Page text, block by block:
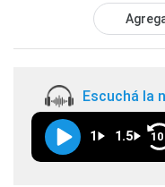
Escuchá la
1 1.5 10